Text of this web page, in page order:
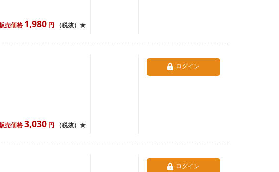
売価格 1,980 円 （税抜）★
売価格 3,030 円 （税抜）★
ログイン
ログイン